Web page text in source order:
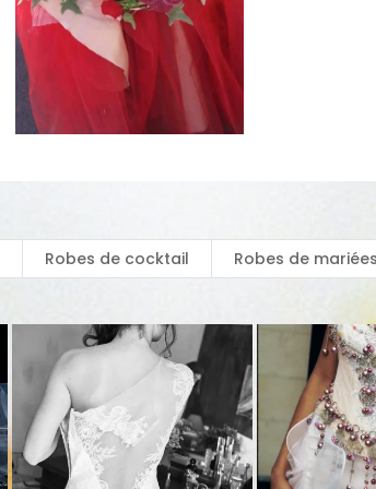
Robes de cocktail Robes de